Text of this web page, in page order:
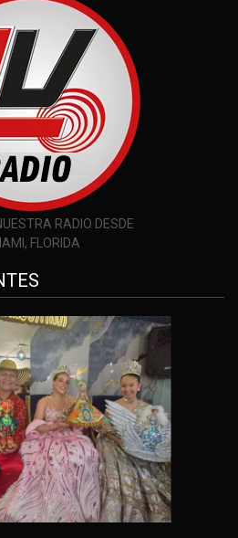
RADIO DESDE
FLORIDA